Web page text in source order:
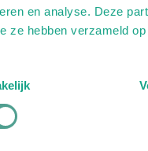
en analyse. Deze
ze hebben verzameld